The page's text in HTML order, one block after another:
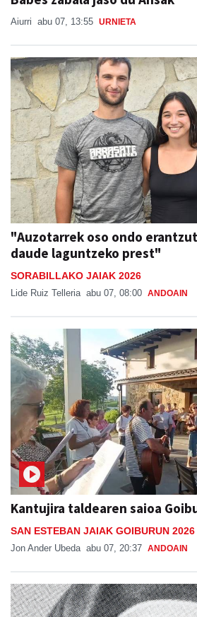
Aiurri abu 07, 13:55 URNIETA
"Auzotarrek oso ondo
daude laguntzeko prest"
SORABILLAKO JAIAK 2026
Lide Ruiz Telleria abu 07, 08:00 ANDOAIN
Kantujira taldearen saioa
SAN ESTEBAN JAIAK GOIBURUN 2026
Jon Ander Ubeda abu 07, 20:37 ANDOAIN